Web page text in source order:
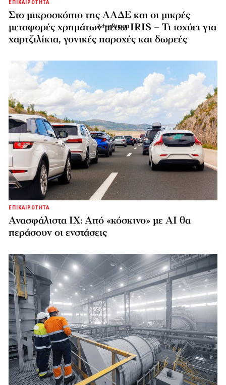
ΕΠΙΚΑΙΡΟΤΗΤΑ
Στο μικροσκόπιο της ΑΑΔΕ και οι μικρές
μεταφορές χρημάτων μέσω IRIS – Τι ισχύει για
χαρτζιλίκια, γονικές παροχές και δωρεές
ΕΠΙΚΑΙΡΟΤΗΤΑ
Ανασφάλιστα ΙΧ: Από «κόσκινο» με AI θα
περάσουν οι ενστάσεις